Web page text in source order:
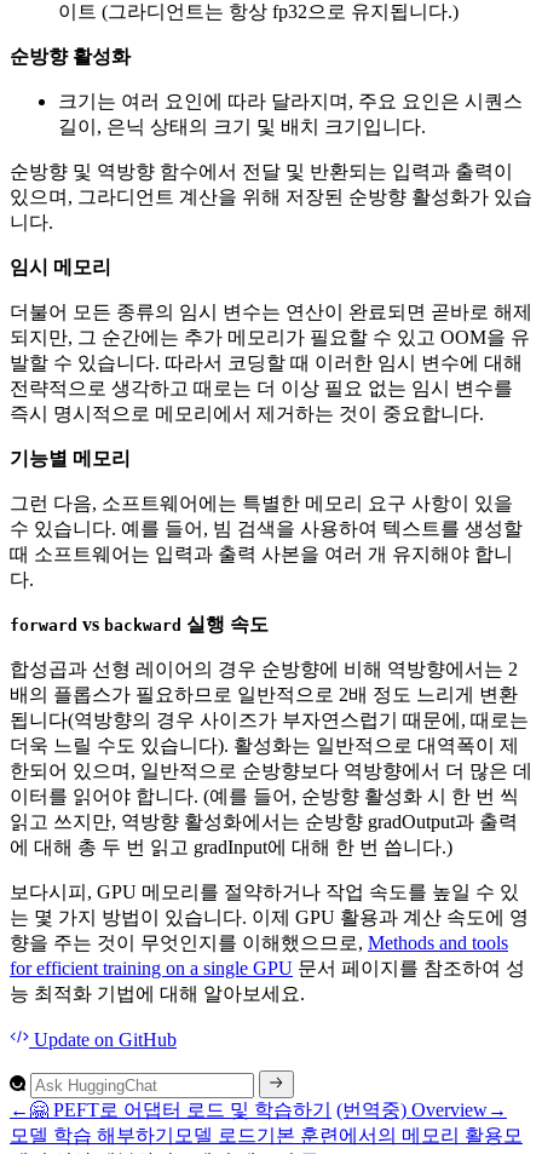
이트 (그라디언트는 항상 fp32으로 유지됩니다.)
순방향 활성화
크기는 여러 요인에 따라 달라지며, 주요 요인은 시퀀스
길이, 은닉 상태의 크기 및 배치 크기입니다.
순방향 및 역방향 함수에서 전달 및 반환되는 입력과 출력이
있으며, 그라디언트 계산을 위해 저장된 순방향 활성화가 있습
니다.
임시 메모리
더불어 모든 종류의 임시 변수는 연산이 완료되면 곧바로 해제
되지만, 그 순간에는 추가 메모리가 필요할 수 있고 OOM을 유
발할 수 있습니다. 따라서 코딩할 때 이러한 임시 변수에 대해
전략적으로 생각하고 때로는 더 이상 필요 없는 임시 변수를
즉시 명시적으로 메모리에서 제거하는 것이 중요합니다.
기능별 메모리
그런 다음, 소프트웨어에는 특별한 메모리 요구 사항이 있을
수 있습니다. 예를 들어, 빔 검색을 사용하여 텍스트를 생성할
때 소프트웨어는 입력과 출력 사본을 여러 개 유지해야 합니
다.
forward vs backward 실행 속도
합성곱과 선형 레이어의 경우 순방향에 비해 역방향에서는 2
배의 플롭스가 필요하므로 일반적으로 2배 정도 느리게 변환
됩니다(역방향의 경우 사이즈가 부자연스럽기 때문에, 때로는
더욱 느릴 수도 있습니다). 활성화는 일반적으로 대역폭이 제
한되어 있으며, 일반적으로 순방향보다 역방향에서 더 많은 데
이터를 읽어야 합니다. (예를 들어, 순방향 활성화 시 한 번 씩
읽고 쓰지만, 역방향 활성화에서는 순방향 gradOutput과 출력
에 대해 총 두 번 읽고 gradInput에 대해 한 번 씁니다.)
보다시피, GPU 메모리를 절약하거나 작업 속도를 높일 수 있
는 몇 가지 방법이 있습니다. 이제 GPU 활용과 계산 속도에 영
향을 주는 것이 무엇인지를 이해했으므로, Methods and tools
for efficient training on a single GPU 문서 페이지를 참조하여 성
능 최적화 기법에 대해 알아보세요.
Update on GitHub
← 🤗 PEFT로 어댑터 로드 및 학습하기 (번역중) Overview→
모델 학습 해부하기 모델 로드기본 훈련에서의 메모리 활용 모